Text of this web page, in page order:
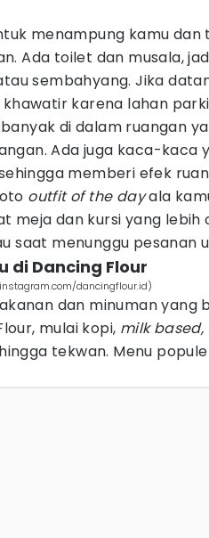
menampung kamu
Ada toilet dan musala,
sembahyang. Jika
karena lahan
di dalam ruangan
Ada juga kaca-kaca
memberi efek
outfit of the dayala
meja dan kursi yang lebih
saat menunggu pesanan
di Dancing Flour
dancingflour.id)
dan minuman yang
mulai kopi, milk
tekwan. Menu